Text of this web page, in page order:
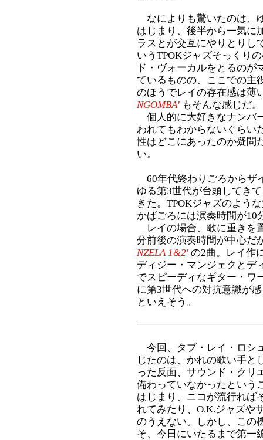
なによりも驚いたのは、
はじまり、後半から一気に
ラスとが交互にやりとりし
いうTPOKジャズそっくり
ド・ヴォーカルをとるの
ているものの、ここでの主
のほうでレイの存在感は薄
NGOMBA'もそんな感じだ。
個人的に大好きなナンバ
われてもわからないぐらい
性はどこにあったのか疑問
い。
60年代終わりごろからザ
ゆる第3世代が台頭してき
きた。TPOKジャズのよう
かばごろには演奏時間が10
レイの場合、歌に重きを
分前後の演奏時間が中心だ
NZELA 1&2'の2曲。レイ作
ディジー・マンジェクとデ
でスピーディなギター・ワ
に第3世代への対抗意識が
といえそう。
今回、タブ・レイ・ロシ
じたのは、かれの歌い手と
った反面、サウンド・クリ
備わっていなかったという
はじまり、ニコが流行れば
れてみたり、O.K.ジャズや
のうえない。しかし、この
そ、今日にいたるまで第一